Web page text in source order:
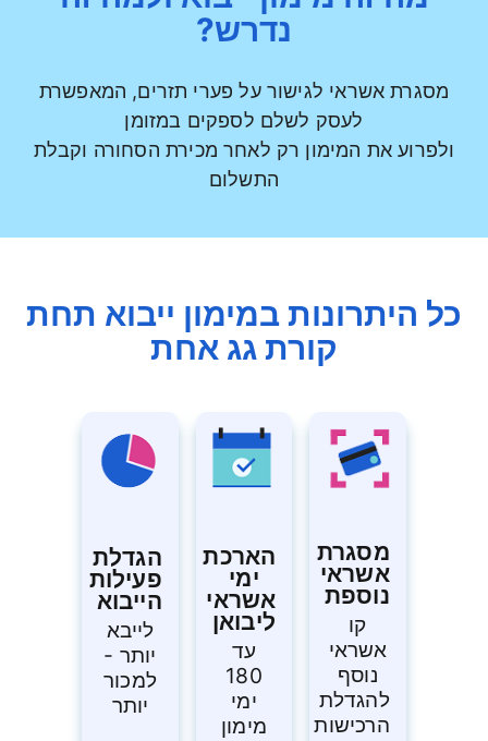
נדרש?
מסגרת אשראי לגישור על פערי תזרים, המאפשרת
לעסק לשלם לספקים במזומן
ולפרוע את המימון רק לאחר מכירת הסחורה וקבלת
התשלום
כל היתרונות במימון ייבוא תחת
קורת גג אחת
מסגרת
אשראי
נוספת
קו
אשראי
נוסף
להגדלת
הרכישות
הארכת
ימי
אשראי
ליבואן
עד
180
ימי
מימון
הגדלת
פעילות
הייבוא
לייבא
יותר -
למכור
יותר